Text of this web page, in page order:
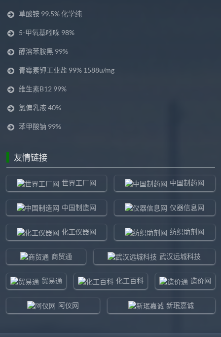
草酸铵 99.5% 化学纯
5-甲氧基吲哚 98%
醇溶苯胺黑 99%
青霉素钾工业盐 99% 1588u/mg
维生素B12 99%
氯偏乳液 40%
苯甲酸钠 99%
友情链接
世界工厂网 中国制药网
中国制造网 仪器信息网
化工仪器网 纺织助剂网
商贸通 武汉远城科技
贸易通 化工百科 造价网
阿仪网 新珉嘉诚